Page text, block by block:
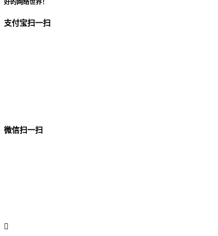
好的网络世界！
支付宝扫一扫
微信扫一扫
